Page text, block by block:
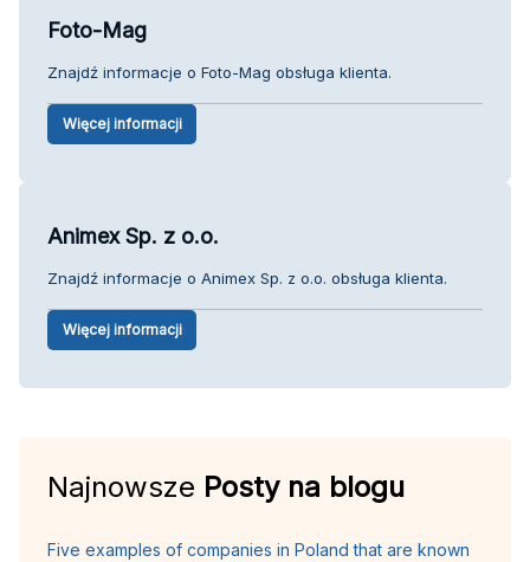
Foto-Mag
Znajdź informacje o Foto-Mag obsługa klienta.
Więcej informacji
Animex Sp. z o.o.
Znajdź informacje o Animex Sp. z o.o. obsługa klienta.
Więcej informacji
Najnowsze Posty na blogu
Five examples of companies in Poland that are known